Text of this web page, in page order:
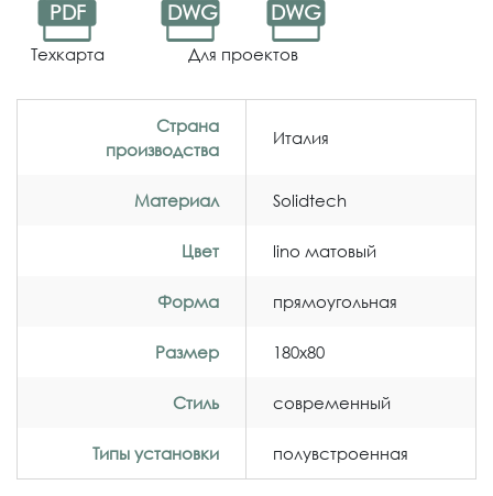
PDF
Техкарта
DWG DWG
Для проектов
Страна
производства
Италия
Материал Solidtech
Цвет lino матовый
Форма прямоугольная
Размер 180x80
Стиль современный
Типы установки полувстроенная